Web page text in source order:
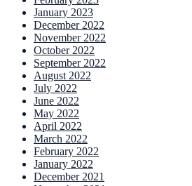
January 2023
December 2022
November 2022
October 2022
September 2022
August 2022
July 2022
June 2022
May 2022
April 2022
March 2022
February 2022
January 2022
December 2021